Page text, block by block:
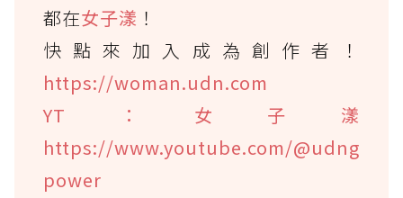
都在女子漾 ！
快點來加入成為創作者！
https://woman.udn.com
YT：女子漾
https://www.youtube.com/@udng
power